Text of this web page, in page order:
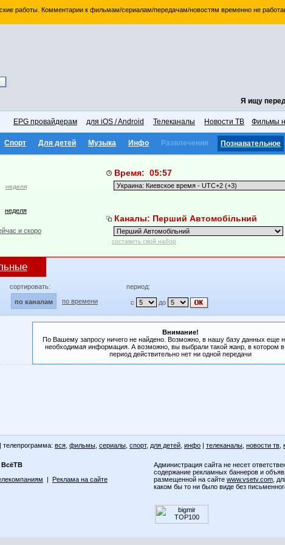
работы. Комментарии к фильмам/сериалам/передачам/новостям временно не
Я ищу
EPG провайдерам для iOS / Android Телеканалы Новости ТВ Фильмы
Спорт Для детей Музыка Инфо Развлечения Познавательное
неделя
неделя
и скоро
Время: 05:57
Каналы: Перший Автомобільний
составить свой набор
сортировать:
по каналам по времени
период:
с до
Внимание!
По Вашему запросу ничего не найдено. Возможно, в нашу базу данных еще
необходимая информация. А возможно, вы выбрали такой жанр, в котором
период действительно нет ни одной передачи
| телепрограмма: вся фильмы сериалы спорт, для детей инфо | телеканалы новости тв
ВсёТВ
| Реклама на сайте
Администрация сайта не несет
содержание рекламных баннеров и
размещенной на сайте www.vsetv.com ,
каком бы то ни было виде без